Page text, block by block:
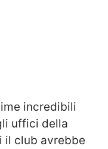
incredibili
uffici della
il club avrebbe